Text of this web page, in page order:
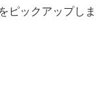
ピックアップしま